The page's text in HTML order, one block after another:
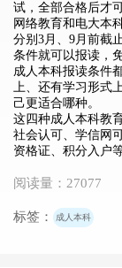
试，全部合格后才
网络教育和电大本
分别3月、9月前截
条件就可以报读，
成人本科报读条件
上、还有学习形式
己更适合哪种。
这四种成人本科教
社会认可、学信网
资格证、积分入户等
阅读量：27077
标签： 成人本科